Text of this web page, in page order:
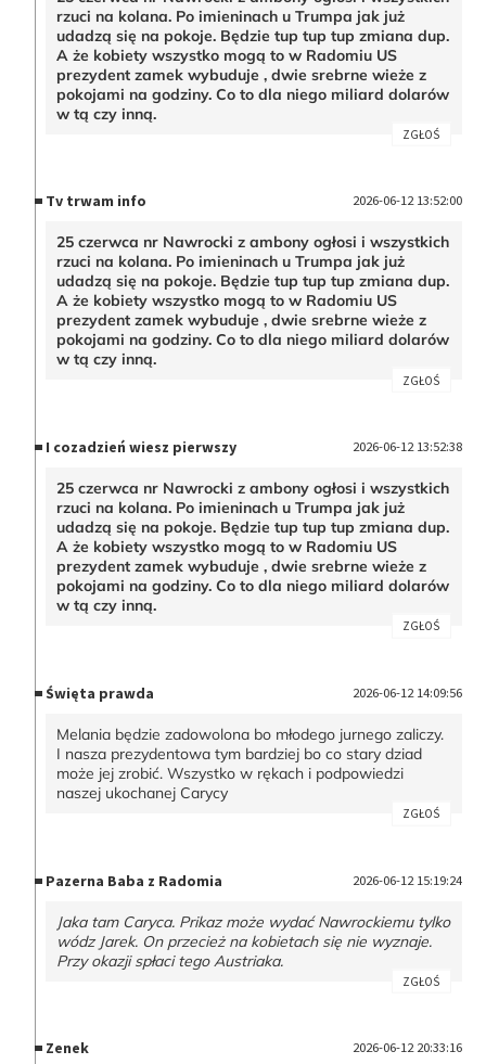
rzuci na kolana. Po imieninach u Trumpa jak już
udadzą się na pokoje. Będzie tup tup tup zmiana dup.
A że kobiety wszystko mogą to w Radomiu US
prezydent zamek wybuduje , dwie srebrne wieże z
pokojami na godziny. Co to dla niego miliard dolarów
w tą czy inną.
ZGŁOŚ
Tv trwam info 2026-06-12 13:52:00
25 czerwca nr Nawrocki z ambony ogłosi i wszystkich
rzuci na kolana. Po imieninach u Trumpa jak już
udadzą się na pokoje. Będzie tup tup tup zmiana dup.
A że kobiety wszystko mogą to w Radomiu US
prezydent zamek wybuduje , dwie srebrne wieże z
pokojami na godziny. Co to dla niego miliard dolarów
w tą czy inną.
ZGŁOŚ
I cozadzień wiesz pierwszy 2026-06-12 13:52:38
25 czerwca nr Nawrocki z ambony ogłosi i wszystkich
rzuci na kolana. Po imieninach u Trumpa jak już
udadzą się na pokoje. Będzie tup tup tup zmiana dup.
A że kobiety wszystko mogą to w Radomiu US
prezydent zamek wybuduje , dwie srebrne wieże z
pokojami na godziny. Co to dla niego miliard dolarów
w tą czy inną.
ZGŁOŚ
Święta prawda 2026-06-12 14:09:56
Melania będzie zadowolona bo młodego jurnego zaliczy.
I nasza prezydentowa tym bardziej bo co stary dziad
może jej zrobić. Wszystko w rękach i podpowiedzi
naszej ukochanej Carycy
ZGŁOŚ
Pazerna Baba z Radomia 2026-06-12 15:19:24
Jaka tam Caryca. Prikaz może wydać Nawrockiemu tylko
wódz Jarek. On przecież na kobietach się nie wyznaje.
Przy okazji spłaci tego Austriaka.
ZGŁOŚ
Zenek 2026-06-12 20:33:16